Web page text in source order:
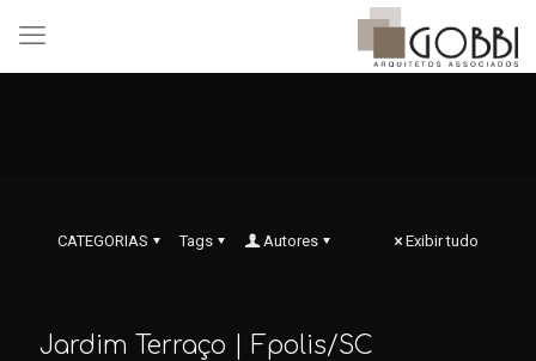
CATEGORIAS Tags Autores Exibir tudo
Jardim Terraço | Fpolis/SC